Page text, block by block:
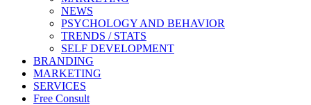
NEWS
PSYCHOLOGY AND BEHAVIOR
TRENDS / STATS
SELF DEVELOPMENT
BRANDING
MARKETING
SERVICES
Free Consult